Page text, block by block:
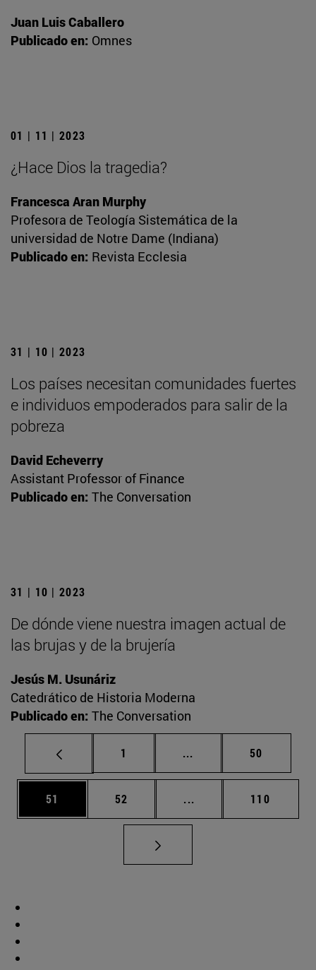
Juan Luis Caballero
Publicado en: Omnes
01 | 11 | 2023
¿Hace Dios la tragedia?
Francesca Aran Murphy
Profesora de Teología Sistemática de la
universidad de Notre Dame (Indiana)
Publicado en: Revista Ecclesia
31 | 10 | 2023
Los países necesitan comunidades fuertes
e individuos empoderados para salir de la
pobreza
David Echeverry
Assistant Professor of Finance
Publicado en: The Conversation
31 | 10 | 2023
De dónde viene nuestra imagen actual de
las brujas y de la brujería
Jesús M. Usunáriz
Catedrático de Historia Moderna
Publicado en: The Conversation
Página
1 ... Páginas intermedias
Página
50
Página
51 Página
52 ... Páginas intermedias
Página
110